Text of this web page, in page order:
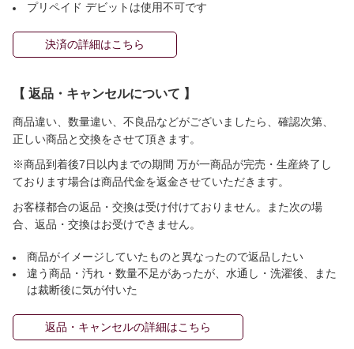
プリペイド デビットは使用不可です
決済の詳細はこちら
【 返品・キャンセルについて 】
商品違い、数量違い、不良品などがございましたら、確認次第、
正しい商品と交換をさせて頂きます。
※商品到着後7日以内までの期間 万が一商品が完売・生産終了し
ております場合は商品代金を返金させていただきます。
お客様都合の返品・交換は受け付けておりません。また次の場
合、返品・交換はお受けできません。
商品がイメージしていたものと異なったので返品したい
違う商品・汚れ・数量不足があったが、水通し・洗濯後、また
は裁断後に気が付いた
返品・キャンセルの詳細はこちら